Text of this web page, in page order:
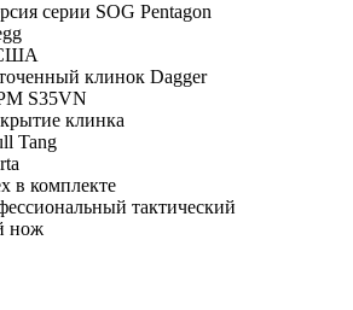
серии SOG Pentagon
США
клинок Dagger
S35VN
клинка
Tang
в комплекте
тактический
нож